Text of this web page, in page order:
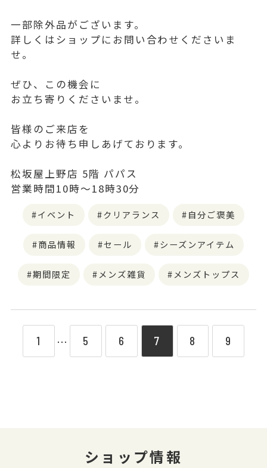
一部除外品がございます。
詳しくはショップにお問い合わせくださいま
せ。
ぜひ、この機会に
お立ち寄りくださいませ。
皆様のご来店を
心よりお待ち申しあげております。
松坂屋上野店 5階 パパス
営業時間10時～18時30分
イベント クリアランス 自分ご褒美
商品情報 セール シーズンアイテム
期間限定 メンズ雑貨 メンズトップス
1 ⋯ 5 6 7 8 9
ショップ情報